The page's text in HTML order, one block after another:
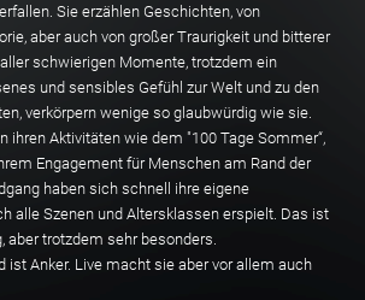
Sie erzählen Geschichten, von
aber auch von großer Traurigkeit und bitterer
schwierigen Momente, trotzdem ein
und sensibles Gefühl zur Welt und zu den
verkörpern wenige so glaubwürdig wie sie.
ihren Aktivitäten wie dem "100 Tage Sommer“,
Engagement für Menschen am Rand der
haben sich schnell ihre eigene
alle Szenen und Altersklassen erspielt. Das ist
trotzdem sehr besonders.
ist Anker. Live macht sie aber vor allem auch